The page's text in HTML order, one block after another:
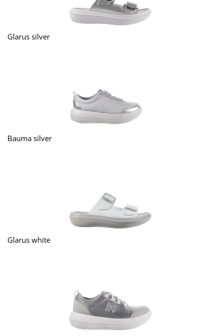
Glarus silver
Bauma silver
Glarus white